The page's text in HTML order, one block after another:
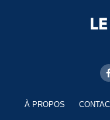
À PROPOS